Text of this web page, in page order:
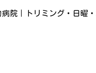
院｜トリミング・日曜